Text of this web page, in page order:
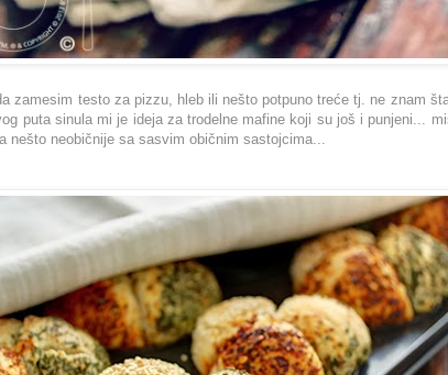
zamesim testo za pizzu, hleb ili nešto potpuno treće tj. ne znam
puta sinula mi je ideja za trodelne mafine koji su još i punjeni...
nešto neobičnije sa sasvim običnim sastojcima...